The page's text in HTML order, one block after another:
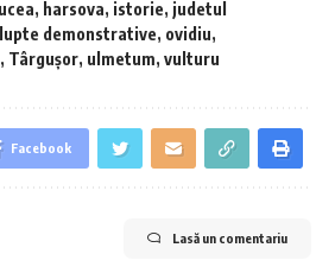
, harsova, istorie, judetul
lupte demonstrative, ovidiu,
, Târgușor, ulmetum, vulturu
Facebook
Lasă un comentariu